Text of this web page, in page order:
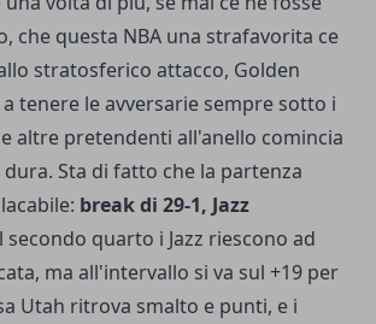
che questa NBA una strafavorita ce
stratosferico attacco, Golden
tenere le avversarie sempre sotto i
altre pretendenti all'anello comincia
Sta di fatto che la partenza
break di 29-1, Jazz
secondo quarto i Jazz riescono ad
ma all'intervallo si va sul +19 per
Utah ritrova smalto e punti, e i